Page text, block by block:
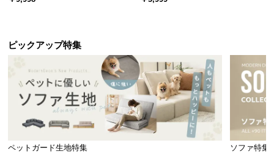
ピックアップ特集
ペットガード生地特集 ソファ特集